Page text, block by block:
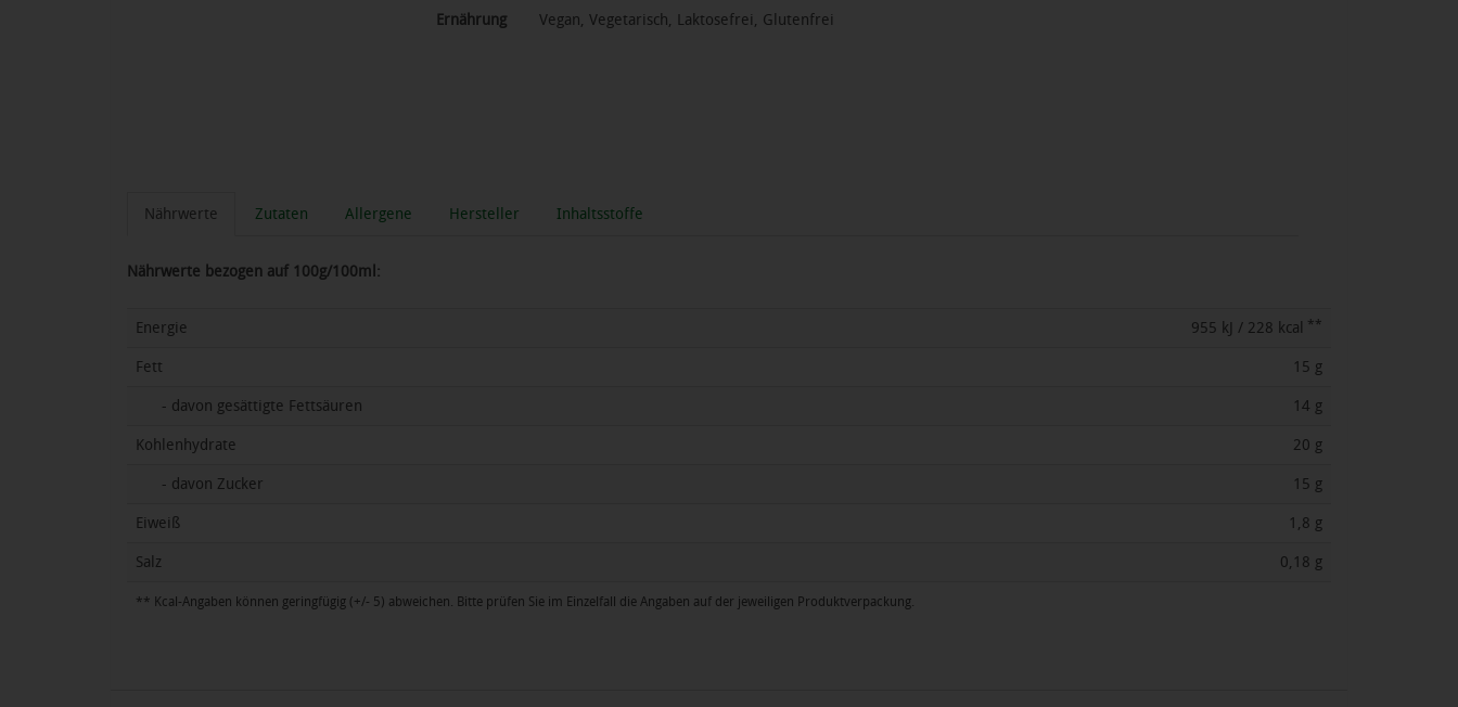
Ernährung Vegan, Vegetarisch, Laktosefrei, Glutenfrei
Nährwerte Zutaten Allergene Hersteller Inhaltsstoffe
Nährwerte bezogen auf 100g/100ml:
Energie 955 kJ / 228 kcal **
Fett 15 g
- davon gesättigte Fettsäuren 14 g
Kohlenhydrate 20 g
- davon Zucker 15 g
Eiweiß 1,8 g
Salz 0,18 g
** Kcal-Angaben können geringfügig (+/- 5) abweichen. Bitte prüfen Sie im Einzelfall die Angaben auf der jeweiligen Produktverpackung.